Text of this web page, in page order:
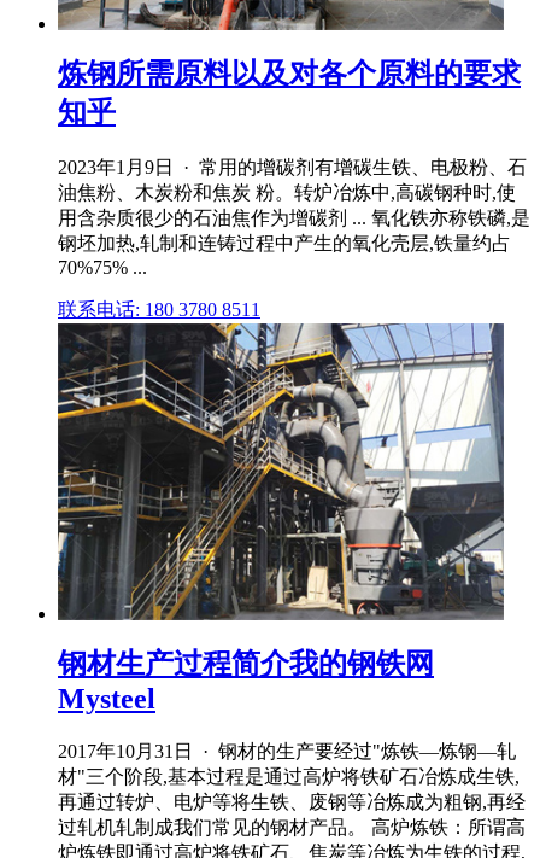
炼钢所需原料以及对各个原料的要求
知乎
2023年1月9日 · 常用的增碳剂有增碳生铁、电极粉、石
油焦粉、木炭粉和焦炭 粉。转炉冶炼中,高碳钢种时,使
用含杂质很少的石油焦作为增碳剂 ... 氧化铁亦称铁磷,是
钢坯加热,轧制和连铸过程中产生的氧化壳层,铁量约占
70%75% ...
联系电话: 180 3780 8511
钢材生产过程简介我的钢铁网
Mysteel
2017年10月31日 · 钢材的生产要经过"炼铁—炼钢—轧
材"三个阶段,基本过程是通过高炉将铁矿石冶炼成生铁,
再通过转炉、电炉等将生铁、废钢等冶炼成为粗钢,再经
过轧机轧制成我们常见的钢材产品。 高炉炼铁：所谓高
炉炼铁即通过高炉将铁矿石、焦炭等冶炼为生铁的过程,